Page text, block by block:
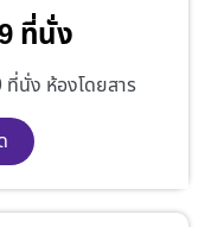
ที่นั่ง
ที่นั่ง ห้องโดยสาร